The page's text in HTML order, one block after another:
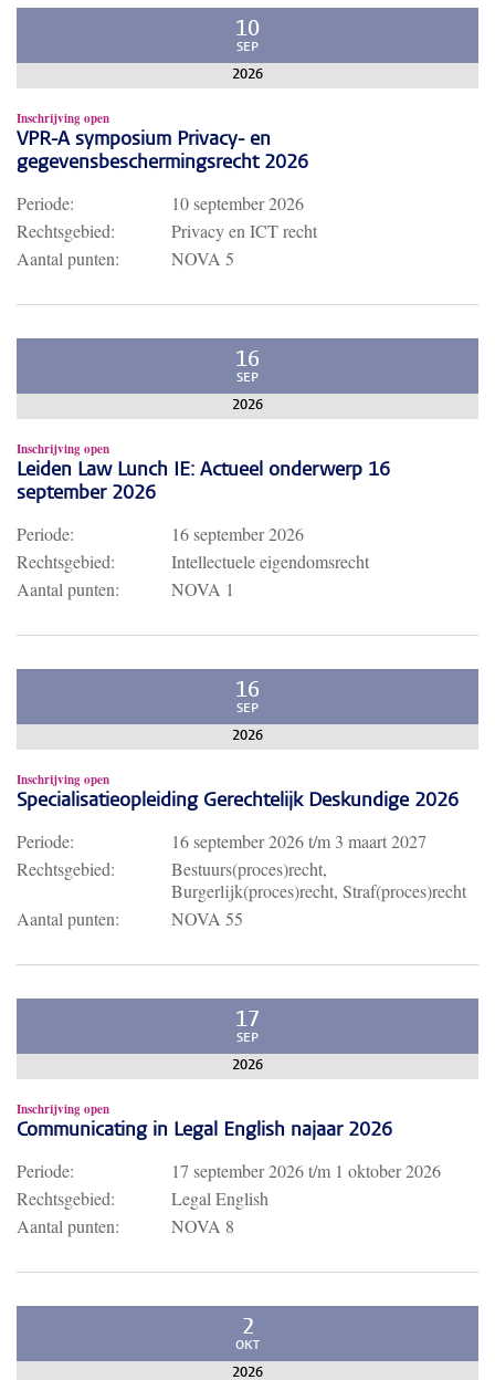
10
SEP
2026
Inschrijving open
VPR-A symposium Privacy- en
gegevensbeschermingsrecht 2026
Periode:
10 september 2026
Rechtsgebied:
Privacy en ICT recht
Aantal punten:
NOVA 5
16
SEP
2026
Inschrijving open
Leiden Law Lunch IE: Actueel onderwerp 16
september 2026
Periode:
16 september 2026
Rechtsgebied:
Intellectuele eigendomsrecht
Aantal punten:
NOVA 1
16
SEP
2026
Inschrijving open
Specialisatieopleiding Gerechtelijk Deskundige 2026
Periode: 16 september 2026t/m 3 maart 2027
Rechtsgebied:
Bestuurs(proces)recht,
Burgerlijk(proces)recht, Straf(proces)recht
Aantal punten:
NOVA 55
17
SEP
2026
Inschrijving open
Communicating in Legal English najaar 2026
Periode: 17 september 2026t/m 1 oktober 2026
Rechtsgebied:
Legal English
Aantal punten:
NOVA 8
2
OKT
2026